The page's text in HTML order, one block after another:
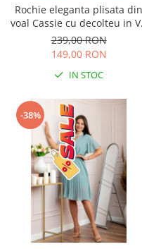
Rochie eleganta plisata din
voal Cassie cu decolteu in
Verde smarald
239,00 RON
149,00 RON
IN STOC
-38%